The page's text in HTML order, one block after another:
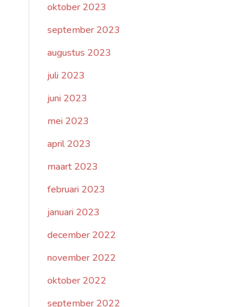
oktober 2023
september 2023
augustus 2023
juli 2023
juni 2023
mei 2023
april 2023
maart 2023
februari 2023
januari 2023
december 2022
november 2022
oktober 2022
september 2022